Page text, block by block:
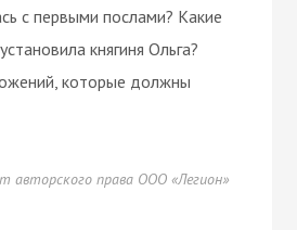
с первыми послами? Какие
княгиня Ольга?
которые должны
авторского права ООО «Легион»